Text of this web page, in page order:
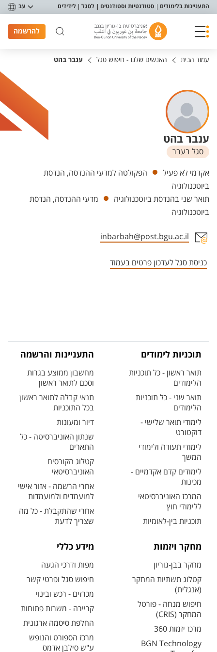
תפריט נגישות
התעניינות בלימודים סטודנטיות וסטודנטים לסגל לידידים עב
להרשמה
עמוד הבית האנשים שלנו - חיפוש סגל ענבר בהט
ענבר בהט
סגל בעבר
יחידות
אקדמי לא פעיל
הפקולטה למדעי ההנדסה, הנדסת
ביוטכנולוגיה
תואר שני בהנדסת ביוטכנולוגיה
מדעי ההנדסה, הנדסת
ביוטכנולוגיה
inbarbah@post.bgu.ac.il
כניסת סגל לעדכון פרטים בעמוד
תוכניות לימודים
תואר ראשון - כל תוכניות
הלימודים
תואר שני - כל תוכניות
הלימודים
לימודי תואר שלישי -
דוקטורט
לימודי תעודה ולימודי
המשך
לימודים קדם אקדמיים -
מכינות
המרכז האוניברסיטאי
ללימודי חוץ
תוכניות בין-לאומיות
התעניינות והרשמה
מחשבון ממוצע בגרות
וסכם לתואר ראשון
תנאי קבלה לתואר ראשון
בכל התוכניות
דיור ומעונות
שנתון האוניברסיטה - כל
התארים
קטלוג הקורסים
האוניברסיטאי
אחרי הרשמה - אזור אישי
למועמדים ולמועמדות
אחרי שהתקבלת - כל מה
שצריך לדעת
מחקר ויזמות
מחקר בבן-גוריון
קטלוג תשתיות המחקר
(אנגלית)
חיפוש מנחה - פורטל
המחקר (CRIS)
מרכז יזמות 360
BGN Technology
מידע כללי
מפות ודרכי הגעה
חיפוש סגל ופרטי קשר
מכרזים - רכש ובינוי
קריירה - משרות פתוחות
החלפת סיסמה ארגונית
מרכז הספורט והנופש
ע"ש סילבן אדמס